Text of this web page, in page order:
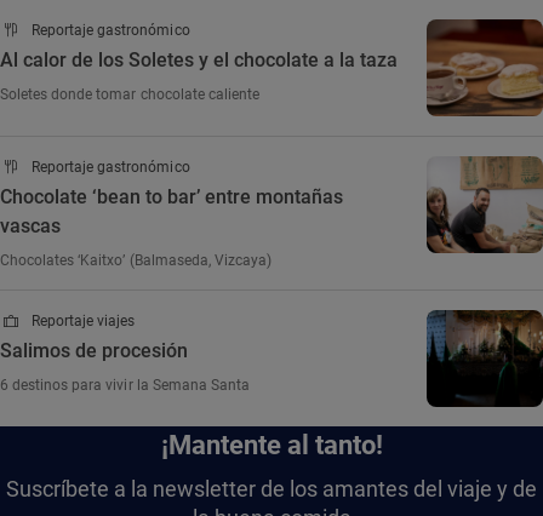
Reportaje gastronómico
Al calor de los Soletes y el chocolate a la taza
Soletes donde tomar chocolate caliente
Reportaje gastronómico
Chocolate ‘bean to bar’ entre montañas
vascas
Chocolates ‘Kaitxo’ (Balmaseda, Vizcaya)
Reportaje viajes
Salimos de procesión
6 destinos para vivir la Semana Santa
¡Mantente al tanto!
Suscríbete a la newsletter de los amantes del viaje y de